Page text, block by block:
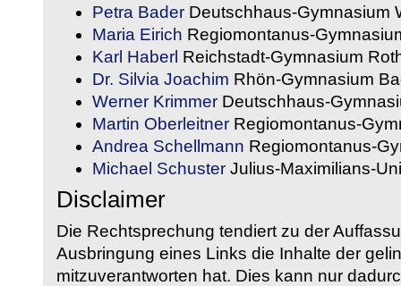
Petra Bader Deutschhaus-Gymnasium
Maria Eirich Regiomontanus-
Karl Haberl Reichstadt-Gymnasium
Dr. Silvia Joachim Rhön-Gymnasium
Werner Krimmer Deutschhaus-
Martin Oberleitner Regiomontanus-
Andrea Schellmann Regiomontanus-
Michael Schuster Julius-Maximilians-
Disclaimer
Die Rechtsprechung tendiert zu der
Ausbringung eines Links die Inhalte der
mitzuverantworten hat. Dies kann nur